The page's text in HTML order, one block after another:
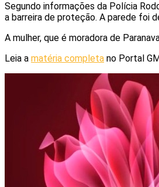
Segundo informações da Polícia
a barreira de proteção. A parede foi
A mulher, que é moradora de
Leia a matéria completa no Portal